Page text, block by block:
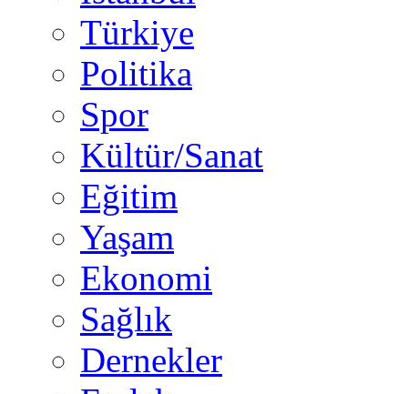
Türkiye
Politika
Spor
Kültür/Sanat
Eğitim
Yaşam
Ekonomi
Sağlık
Dernekler